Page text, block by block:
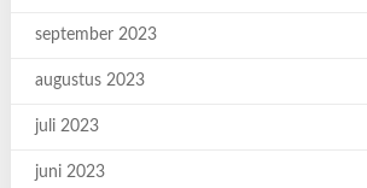
september 2023
augustus 2023
juli 2023
juni 2023